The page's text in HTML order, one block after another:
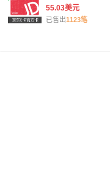
55.03美元
已售出1123笔